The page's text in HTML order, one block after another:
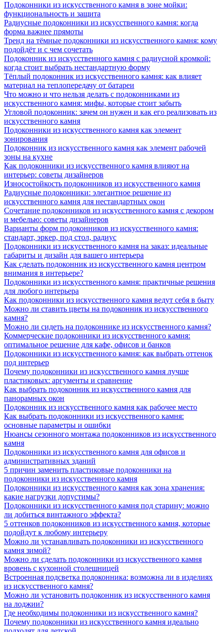
Подоконники из искусственного камня в зоне мойки:
функциональность и защита
Радиусные подоконники из искусственного камня: когда
форма важнее прямоты
Тренд на тёмные подоконники из искусственного камня: кому
подойдёт и с чем сочетать
Подоконник из искусственного камня с радиусной кромкой:
когда стоит выбрать нестандартную форму
Тёплый подоконник из искусственного камня: как влияет
материал на теплопередачу от батареи
Что можно и что нельзя делать с подоконниками из
искусственного камня: мифы, которые стоит забыть
Угловой подоконник: зачем он нужен и как его реализовать из
искусственного камня
Подоконники из искусственного камня как элемент
зонирования
Подоконник из искусственного камня как элемент рабочей
зоны на кухне
Как подоконники из искусственного камня влияют на
интерьер: советы дизайнеров
Износостойкость подоконников из искусственного камня
Радиусные подоконники: элегантное решение из
искусственного камня для нестандартных окон
Сочетание подоконников из искусственного камня с декором
и мебелью: советы дизайнеров
Варианты форм подоконников из искусственного камня:
стандарт, эркер, под стол, радиус
Подоконники из искусственного камня на заказ: идеальные
габариты и дизайн для вашего интерьера
Как сделать подоконник из искусственного камня центром
внимания в интерьере?
Подоконники из искусственного камня: практичные решения
для любого интерьера
Как подоконники из искусственного камня ведут себя в быту
Можно ли ставить цветы на подоконник из искусственного
камня?
Можно ли сидеть на подоконнике из искусственного камня?
Коммерческие подоконники из искусственного камня:
оптимальное решение для кафе, офисов и банков
Подоконники из искусственного камня: как выбрать оттенок
под интерьер
Почему подоконники из искусственного камня лучше
пластиковых: аргументы и сравнение
Как выбрать подоконник из искусственного камня для
панорамных окон
Подоконник из искусственного камня как рабочее место
Как выбрать подоконники из искусственного камня:
основные параметры и ошибки
Нюансы сезонного монтажа подоконников из искусственного
камня
Подоконники из искусственного камня для офисов и
административных зданий
5 причин заменить пластиковые подоконники на
подоконники из искусственного камня
Подоконники из искусственного камня как зона хранения:
какие нагрузки допустимы?
Подоконники из искусственного камня под старину: можно
ли добиться винтажного эффекта?
5 оттенков подоконников из искусственного камня, которые
подойдут к любому интерьеру
Можно ли устанавливать подоконники из искусственного
камня зимой?
Можно ли сделать подоконники из искусственного камня
вровень с кухонной столешницей
Встроенная подсветка подоконника: возможна ли в изделиях
из искусственного камня?
Можно ли установить подоконник из искусственного камня
на лоджии?
Где необходимы подоконники из искусственного камня?
Почему подоконники из искусственного камня идеально